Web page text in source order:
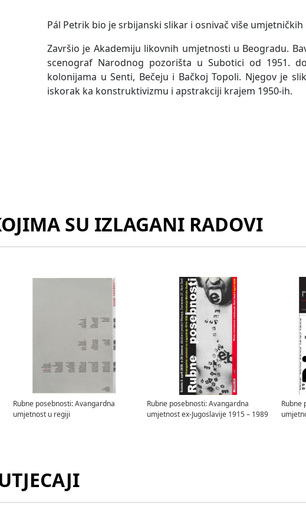
Pál Petrik bio je srbijanski slikar i osnivač više
Završio je Akademiju likovnih umjetnosti u Beogradu.
scenograf Narodnog pozorišta u Subotici od 1951.
kolonijama u Senti, Bečeju i Bačkoj Topoli. Njegov je
iskorak ka konstruktivizmu i apstrakciji krajem 1950-ih.
SU IZLAGANI RADOVI
Rubne posebnosti: Avangardna
umjetnost u regiji
Rubne posebnosti: Avangardna
umjetnost ex-Jugoslavije 1915 – 1989
Rubne